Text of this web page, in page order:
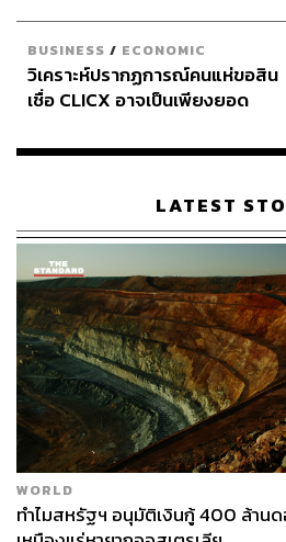
BUSINESS / ECONOMIC
วิเคราะห์ปรากฏการณ์คนแห่ขอสิน
เชื่อ CLICX อาจเป็นเพียงยอด
เรือนไทยที่ถูกซุกไว้
LATEST
WORLD
ทำไมสหรัฐฯ อนุมัติเงินกู้ 400 ล้าน